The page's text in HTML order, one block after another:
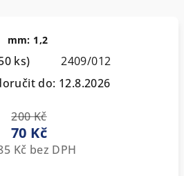
mm: 1,2
ks)
2409/012
do: 12.8.2026
200 Kč
70 Kč
Kč bez DPH